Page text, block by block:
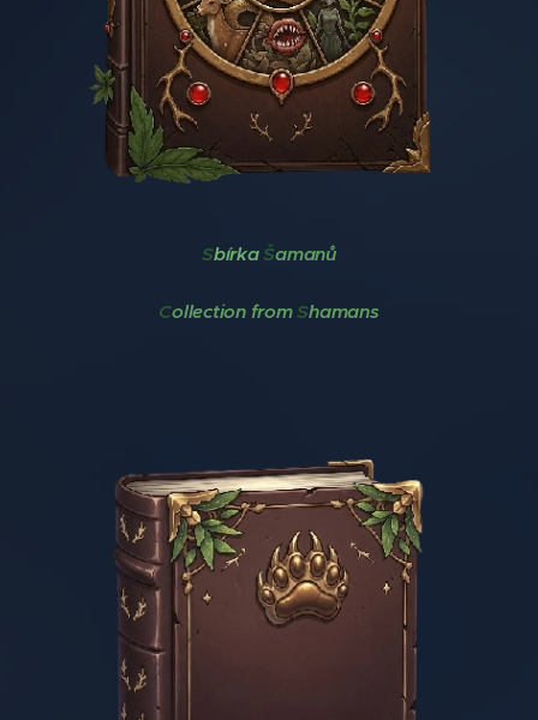
SbírkaŠamanů
Collection fromShamans